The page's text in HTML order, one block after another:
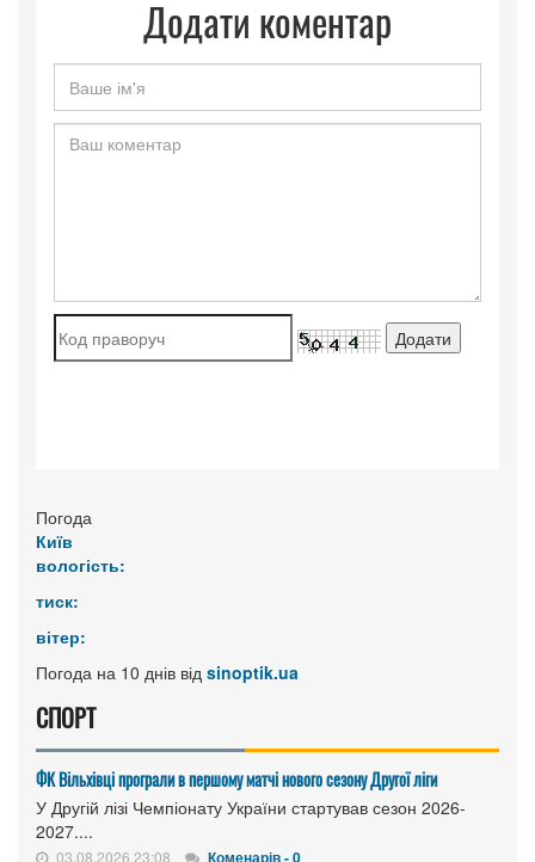
Додати коментар
Погода
Київ
вологість:
тиск:
вітер:
Погода на 10 днів від sinoptik.ua
СПОРТ
ФК Вільхівці програли в першому матчі нового сезону Другої ліги
У Другій лізі Чемпіонату України стартував сезон 2026-
2027....
03.08.2026 23:08 Коменарів - 0